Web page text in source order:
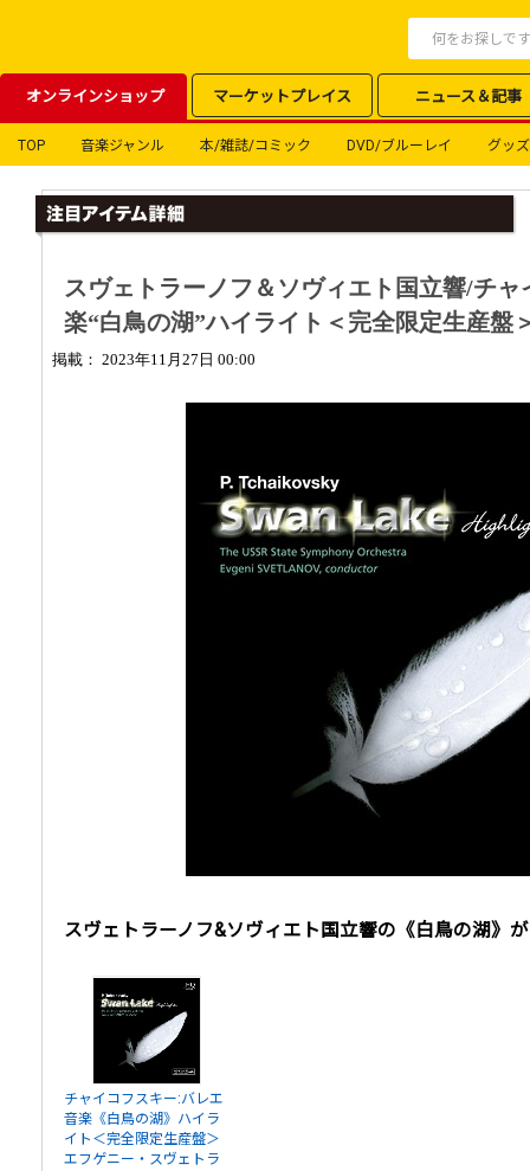
オンラインショップ マーケットプレイス ニュース＆記事
TOP 音楽ジャンル 本/雑誌/コミック DVD/ブルーレイ グッズ
スヴェトラーノフ＆ソヴィエト国立響/チ
楽“白鳥の湖”ハイライト＜完全限定生産盤
掲載： 2023年11月27日 00:00
スヴェトラーノフ&ソヴィエト国立響の《白鳥の湖》
チャイコフスキー:バレエ
音楽《白鳥の湖》ハイラ
イト＜完全限定生産盤＞
エフゲニー・スヴェトラ